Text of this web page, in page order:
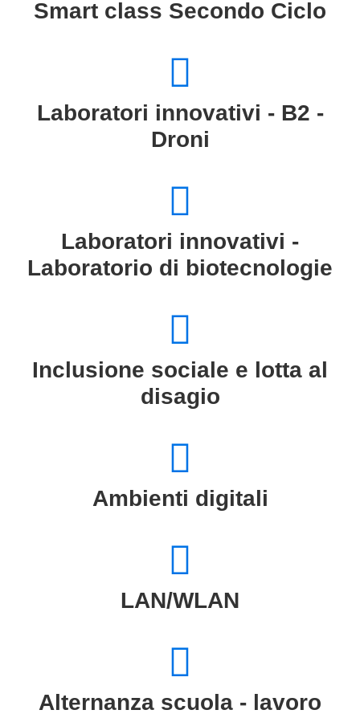
Smart class Secondo Ciclo
Laboratori innovativi - B2 -
Droni
Laboratori innovativi -
Laboratorio di biotecnologie
Inclusione sociale e lotta al
disagio
Ambienti digitali
LAN/WLAN
Alternanza scuola - lavoro